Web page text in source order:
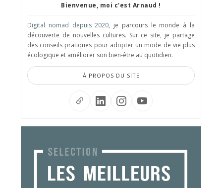
Bienvenue, moi c'est Arnaud !
Digital nomad depuis 2020, je parcours le monde à la
découverte de nouvelles cultures. Sur ce site, je partage
des conseils pratiques pour adopter un mode de vie plus
écologique et améliorer son bien-être au quotidien.
À PROPOS DU SITE